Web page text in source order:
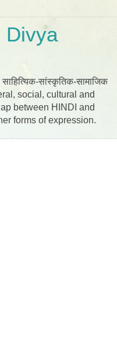
Divya
साहित्यिक-सांस्कृतिक-सामाजिक
social, cultural and
between HINDI and
forms of expression.